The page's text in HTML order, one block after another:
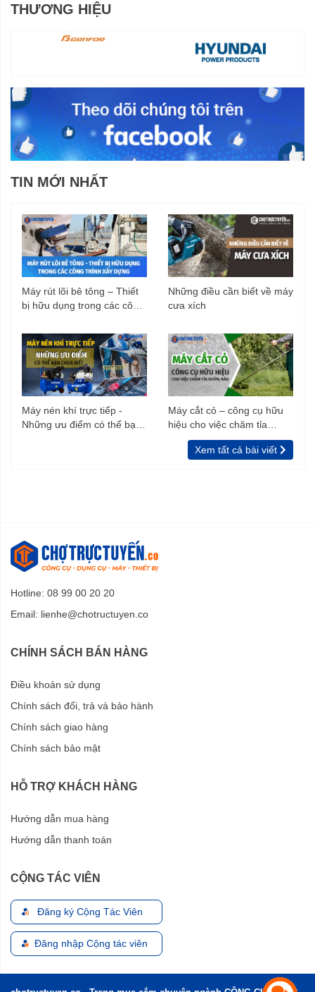
THƯƠNG HIỆU
TIN MỚI NHẤT
Máy rút lõi bê tông – Thiết
bị hữu dụng trong các công
Những điều cần biết về máy
cưa xích
Máy nén khí trực tiếp -
Những ưu điểm có thể bạn
Máy cắt cỏ – công cụ hữu
hiệu cho việc chăm tỉa
vườn, rào
Xem tất cả bài viết
Hotline: 08 99 00 20 20
Email: lienhe@chotructuyen.co
CHÍNH SÁCH BÁN HÀNG
Điều khoản sử dụng
Chính sách đổi, trả và bảo hành
Chính sách giao hàng
Chính sách bảo mật
HỖ TRỢ KHÁCH HÀNG
Hướng dẫn mua hàng
Hướng dẫn thanh toán
CỘNG TÁC VIÊN
Đăng ký Cộng Tác Viên
Đăng nhập Cộng tác viên